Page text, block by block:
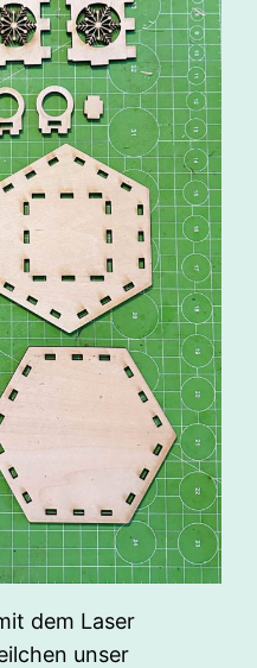
dem Laser
unser